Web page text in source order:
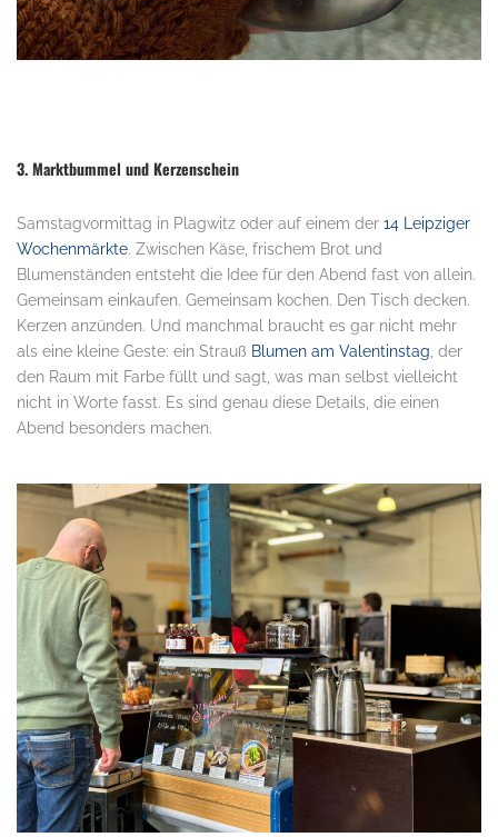
3. Marktbummel und Kerzenschein
Samstagvormittag in Plagwitz oder auf einem der 14 Leipziger
Wochenmärkte. Zwischen Käse, frischem Brot und
Blumenständen entsteht die Idee für den Abend fast von allein.
Gemeinsam einkaufen. Gemeinsam kochen. Den Tisch decken.
Kerzen anzünden. Und manchmal braucht es gar nicht mehr
als eine kleine Geste: ein Strauß Blumen am Valentinstag , der
den Raum mit Farbe füllt und sagt, was man selbst vielleicht
nicht in Worte fasst. Es sind genau diese Details, die einen
Abend besonders machen.